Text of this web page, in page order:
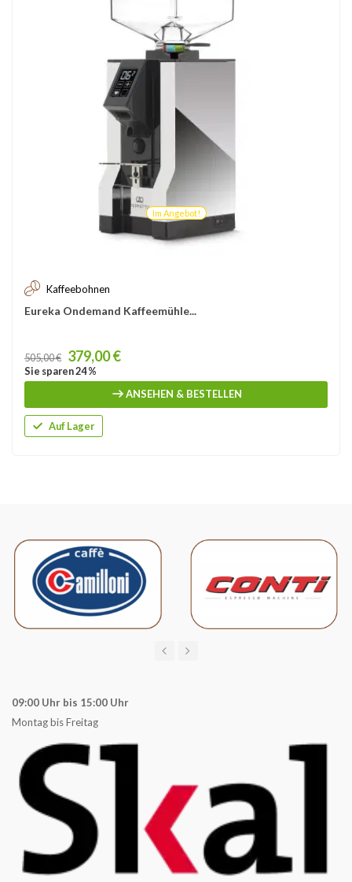
Im Angebot!
Kaffeebohnen
Eureka Ondemand Kaffeemühle...
Price
505,00 € 379,00 €
Sie sparen 24 %
ANSEHEN & BESTELLEN
Auf Lager
09:00 Uhr bis 15:00 Uhr
Montag bis Freitag